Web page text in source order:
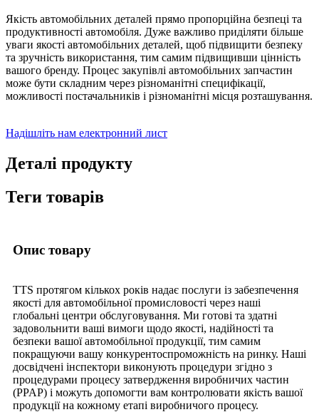
Якість автомобільних деталей прямо пропорційна безпеці та
продуктивності автомобіля. Дуже важливо приділяти більше
уваги якості автомобільних деталей, щоб підвищити безпеку
та зручність використання, тим самим підвищивши цінність
вашого бренду. Процес закупівлі автомобільних запчастин
може бути складним через різноманітні специфікації,
можливості постачальників і різноманітні місця розташування.
Надішліть нам електронний лист
Деталі продукту
Теги товарів
Опис товару
TTS протягом кількох років надає послуги із забезпечення
якості для автомобільної промисловості через наші
глобальні центри обслуговування. Ми готові та здатні
задовольнити ваші вимоги щодо якості, надійності та
безпеки вашої автомобільної продукції, тим самим
покращуючи вашу конкурентоспроможність на ринку. Наші
досвідчені інспектори виконують процедури згідно з
процедурами процесу затвердження виробничих частин
(PPAP) і можуть допомогти вам контролювати якість вашої
продукції на кожному етапі виробничого процесу.